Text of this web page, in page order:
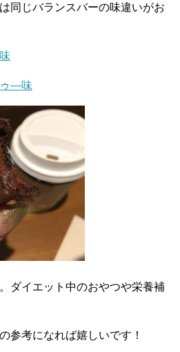
同じバランスバーの味違いがお
ゥ―味
ダイエット中のおやつや栄養補
参考になれば嬉しいです！